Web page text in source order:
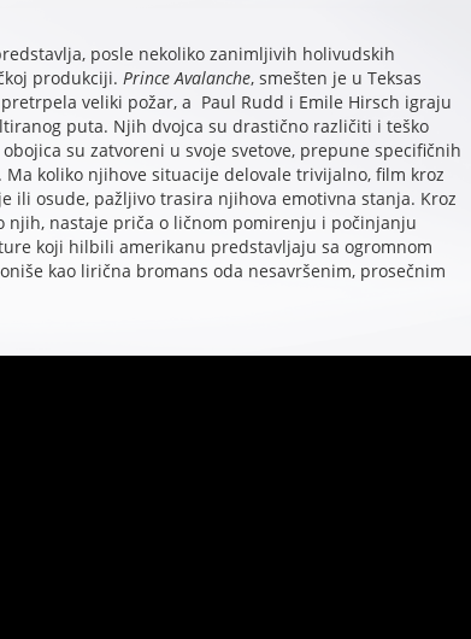
posle nekoliko zanimljivih holivudskih
produkciji. Prince Avalanche, smešten je u Teksas
veliki požar, a Paul Rudd i Emile Hirsch igraju
puta. Njih dvojca su drastično različiti i teško
su zatvoreni u svoje svetove, prepune specifičnih
koliko njihove situacije delovale trivijalno, film kroz
osude, pažljivo trasira njihova emotivna stanja. Kroz
njih, nastaje priča o ličnom pomirenju i počinjanju
koji hilbili amerikanu predstavljaju sa ogromnom
kao lirična bromans oda nesavršenim, prosečnim